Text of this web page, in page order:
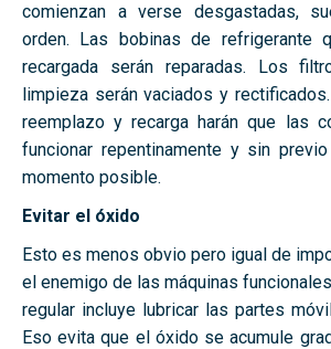
comienzan a verse desgastadas,
orden. Las bobinas de refrigerante
recargada serán reparadas. Los
limpieza serán vaciados y
reemplazo y recarga harán que las
funcionar repentinamente y sin
momento posible.
Evitar el óxido
Esto es menos obvio pero igual de
el enemigo de las máquinas
regular incluye lubricar las partes
Eso evita que el óxido se acumule